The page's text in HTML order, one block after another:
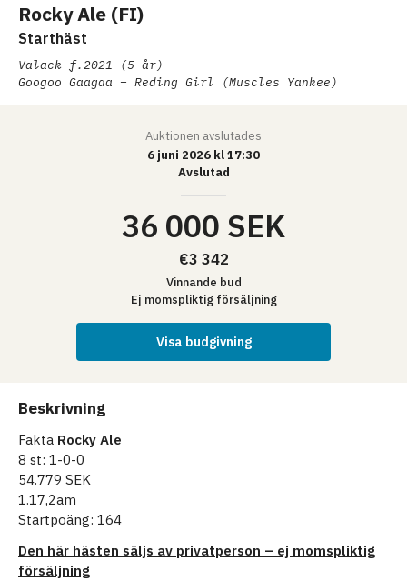
Rocky Ale (FI)
Starthäst
Valack f.2021 (5 år)
Googoo Gaagaa – Reding Girl (Muscles Yankee)
Auktionen avslutades
6 juni 2026 kl 17:30
Avslutad
36 000 SEK
€3 342
Vinnande bud
Ej momspliktig försäljning
Visa budgivning
Beskrivning
Fakta Rocky Ale
8 st: 1-0-0
54.779 SEK
1.17,2am
Startpoäng: 164
Den här hästen säljs av privatperson – ej momspliktig
försäljning